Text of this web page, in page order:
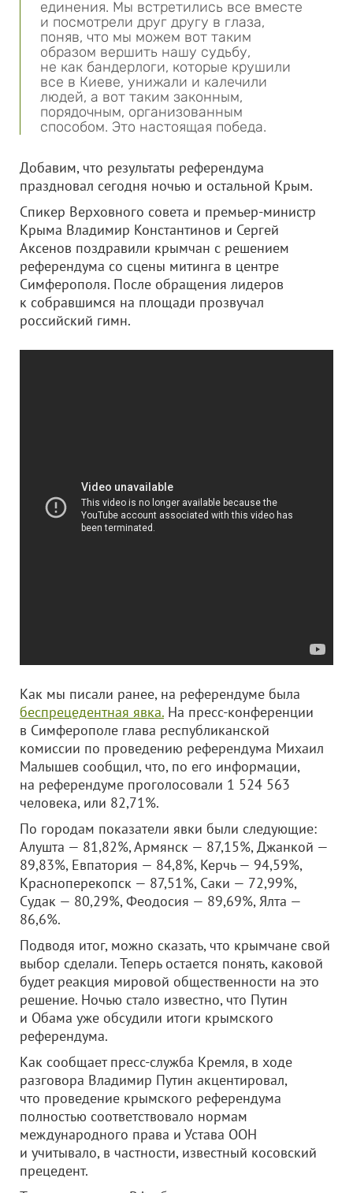
единения. Мы встретились все вместе
и посмотрели друг другу в глаза,
поняв, что мы можем вот таким
образом вершить нашу судьбу,
не как бандерлоги, которые крушили
все в Киеве, унижали и калечили
людей, а вот таким законным,
порядочным, организованным
способом. Это настоящая победа.
Добавим, что результаты референдума
праздновал сегодня ночью и остальной Крым.
Спикер Верховного совета и премьер-министр
Крыма Владимир Константинов и Сергей
Аксенов поздравили крымчан с решением
референдума со сцены митинга в центре
Симферополя. После обращения лидеров
к собравшимся на площади прозвучал
российский гимн.
Как мы писали ранее, на референдуме была
беспрецедентная явка. На пресс-конференции
в Симферополе глава республиканской
комиссии по проведению референдума Михаил
Малышев сообщил, что, по его информации,
на референдуме проголосовали 1 524 563
человека, или 82,71%.
По городам показатели явки были следующие:
Алушта — 81,82%, Армянск — 87,15%, Джанкой —
89,83%, Евпатория — 84,8%, Керчь — 94,59%,
Красноперекопск — 87,51%, Саки — 72,99%,
Судак — 80,29%, Феодосия — 89,69%, Ялта —
86,6%.
Подводя итог, можно сказать, что крымчане свой
выбор сделали. Теперь остается понять, каковой
будет реакция мировой общественности на это
решение. Ночью стало известно, что Путин
и Обама уже обсудили итоги крымского
референдума.
Как сообщает пресс-служба Кремля, в ходе
разговора Владимир Путин акцентировал,
что проведение крымского референдума
полностью соответствовало нормам
международного права и Устава ООН
и учитывало, в частности, известный косовский
прецедент.